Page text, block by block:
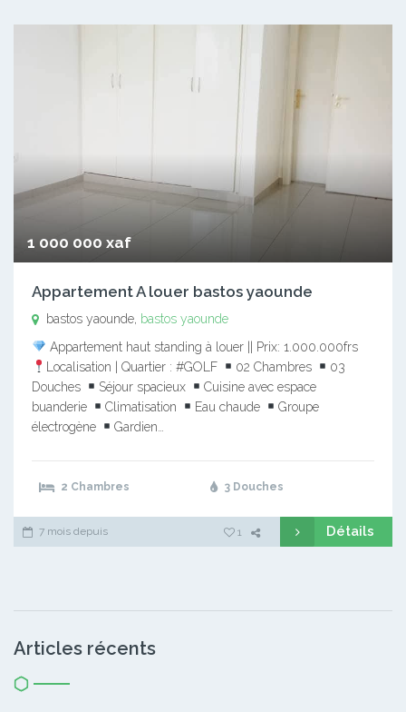
1 000 000 xaf
Appartement A louer bastos yaounde
bastos yaounde, bastos yaounde
Appartement haut standing à louer || Prix: 1.000.000frs
Localisation | Quartier : #GOLF
02 Chambres
03
Douches
Séjour spacieux
Cuisine avec espace
buanderie
Climatisation Eau chaude
Groupe
électrogène
Gardien…
2 Chambres 3 Douches
7 mois depuis 1 Détails
Articles récents